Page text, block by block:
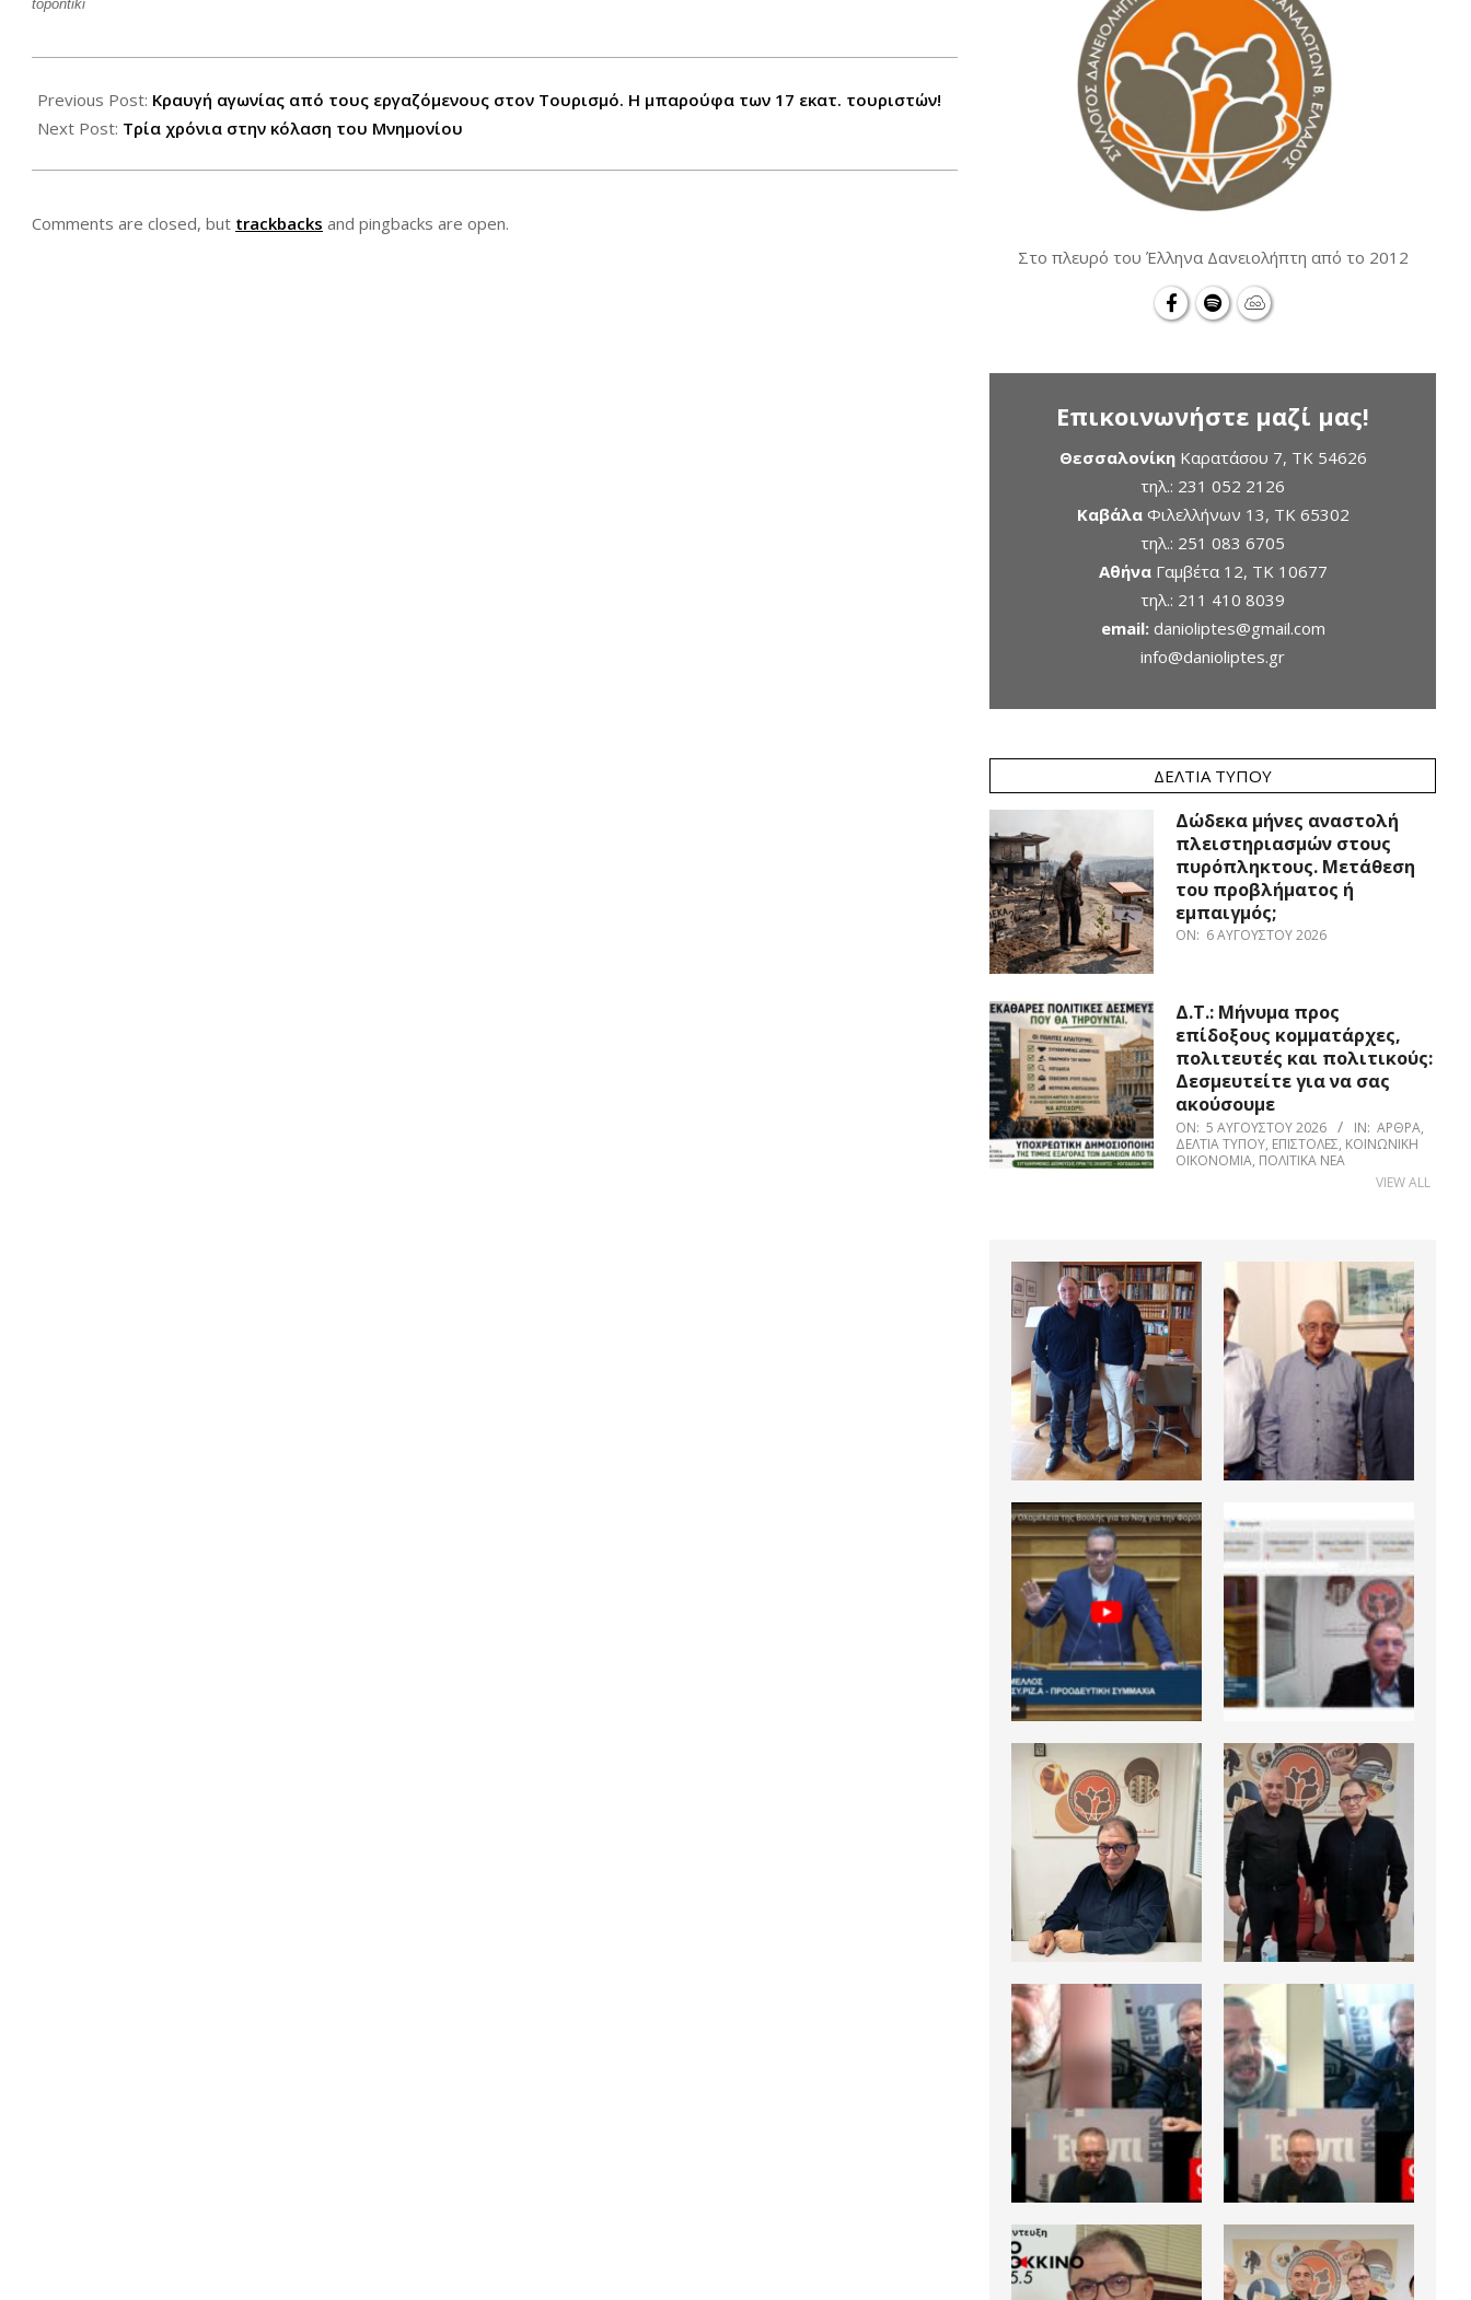
topontiki
05-
27
Previous Post: Kραυγή αγωνίας από τους εργαζόμενους στον Τουρισμό. Η μπαρούφα των 17 εκατ. τουριστών!
Next Post: Τρία χρόνια στην κόλαση του Μνημονίου
Comments are closed, but trackbacks and pingbacks are open.
Στο πλευρό του Έλληνα Δανειολήπτη από το 2012
Επικοινωνήστε μαζί μας!
ΘεσσαλονίκηΚαρατάσου 7, TK 54626
τηλ.: 231 052 2126
ΚαβάλαΦιλελλήνων 13, ΤΚ 65302
τηλ.: 251 083 6705
ΑθήναΓαμβέτα 12, ΤΚ 10677
τηλ.: 211 410 8039
email: danioliptes@gmail.com
info@danioliptes.gr
ΔΕΛΤΊΑ ΤΎΠΟΥ
Δώδεκα μήνες αναστολή
πλειστηριασμών στους
πυρόπληκτους. Μετάθεση
του προβλήματος ή
εμπαιγμός;
ON: 6 ΑΥΓΟΎΣΤΟΥ 2026
Δ.Τ.: Μήνυμα προς
επίδοξους κομματάρχες,
πολιτευτές και πολιτικούς:
Δεσμευτείτε για να σας
ακούσουμε
ON: 5 ΑΥΓΟΎΣΤΟΥ 2026 IN: ΆΡΘΡΑ,
ΔΕΛΤΊΑ ΤΎΠΟΥ, ΕΠΙΣΤΟΛΈΣ, ΚΟΙΝΩΝΙΚΉ
ΟΙΚΟΝΟΜΊΑ, ΠΟΛΙΤΙΚΆ ΝΈΑ
VIEW ALL